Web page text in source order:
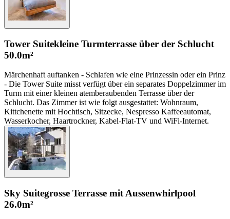
Tower Suitekleine Turmterrasse über der Schlucht
50.0m²
Märchenhaft auftanken - Schlafen wie eine Prinzessin oder ein Prinz
- Die Tower Suite misst verfügt über ein separates Doppelzimmer im
Turm mit einer kleinen atemberaubenden Terrasse über der
Schlucht. Das Zimmer ist wie folgt ausgestattet: Wohnraum,
Kittchenette mit Hochtisch, Sitzecke, Nespresso Kaffeeautomat,
Wasserkocher, Haartrockner, Kabel-Flat-TV und WiFi-Internet.
Sky Suitegrosse Terrasse mit Aussenwhirlpool
26.0m²